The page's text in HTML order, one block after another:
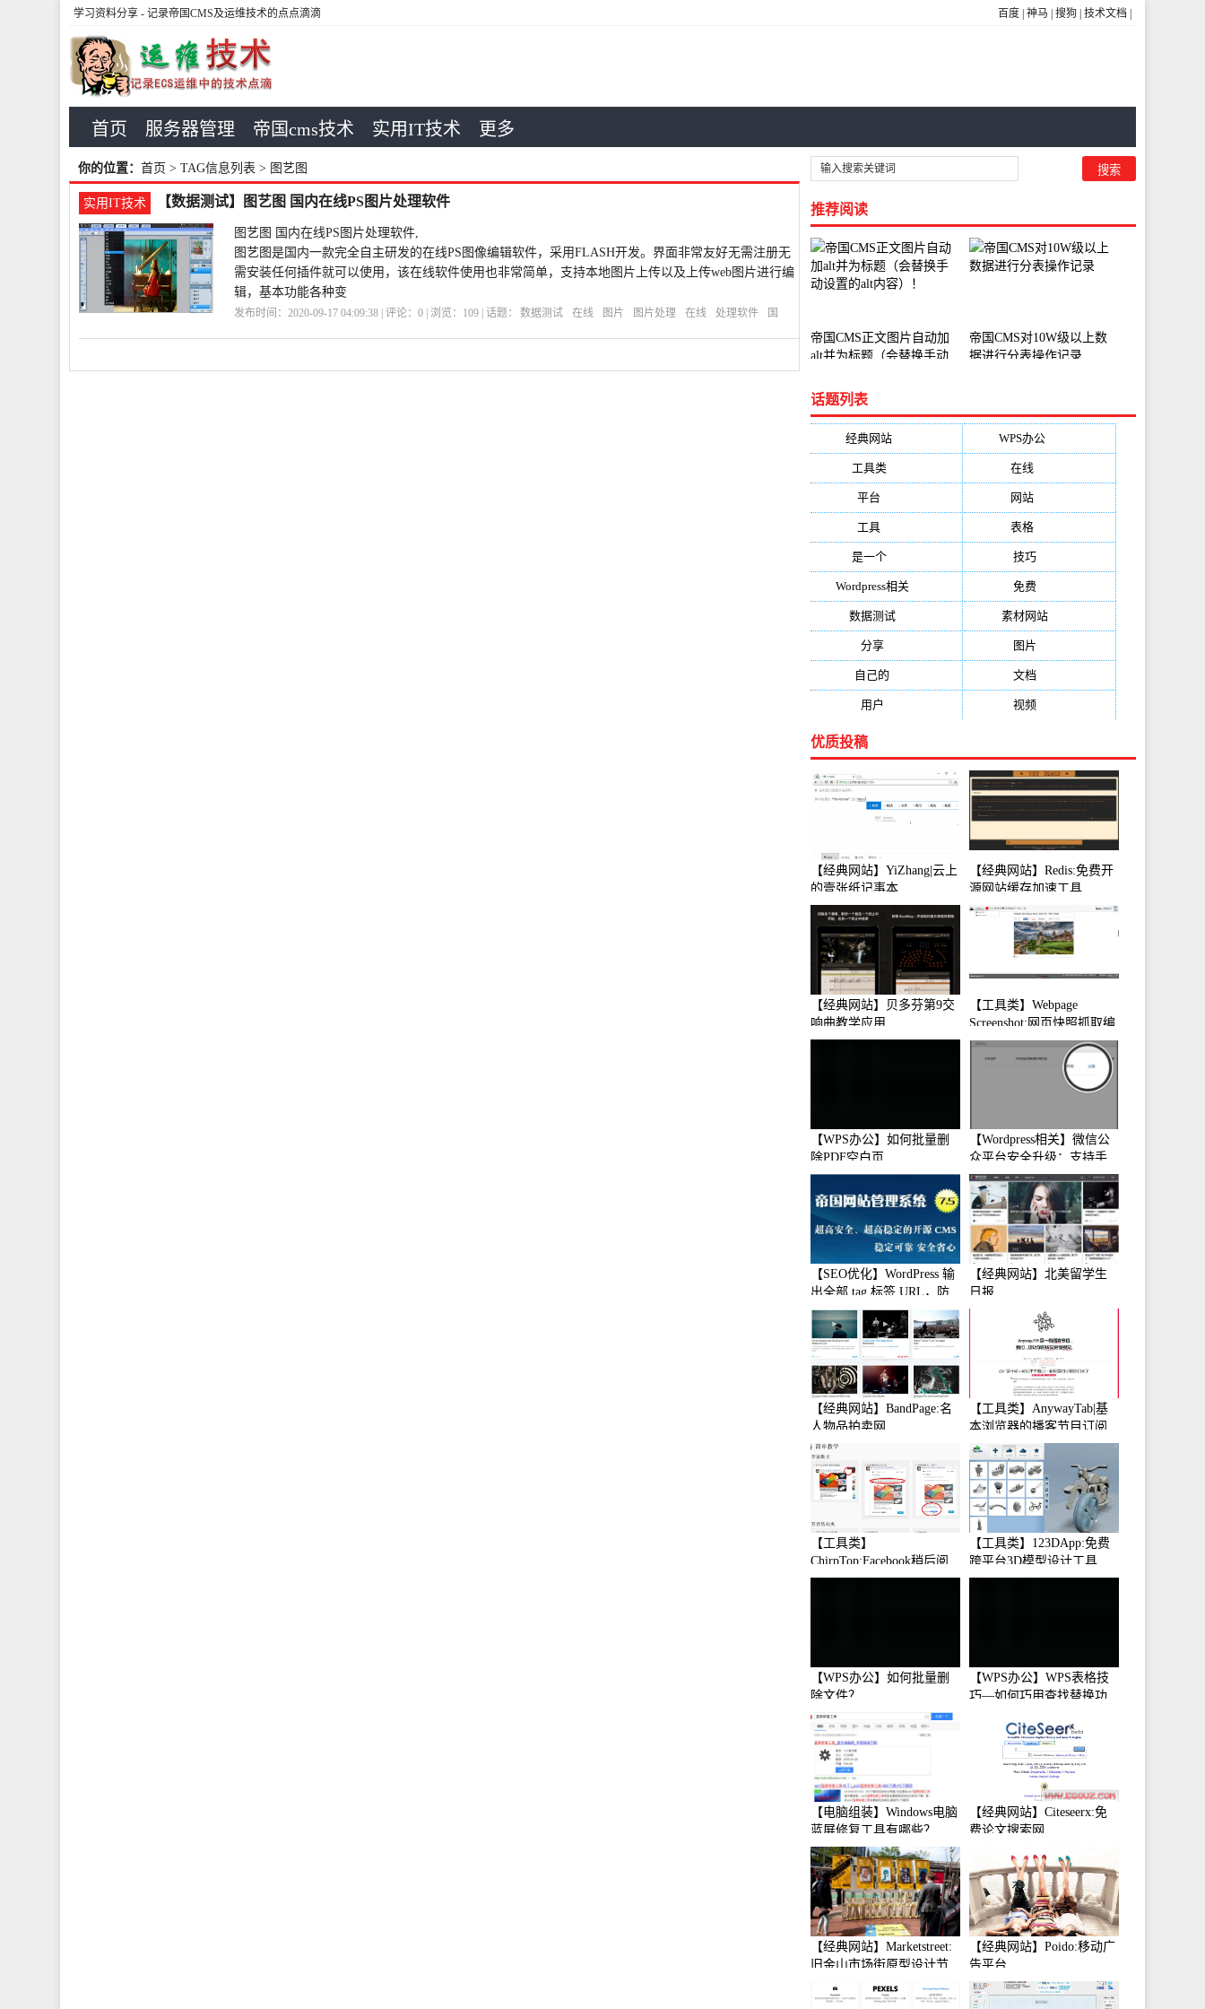
百度 神马 搜狗 技术文档
学习资料分享 - 记录帝国CMS及运维技术的点点滴滴
首页 服务器管理 帝国cms技术 实用IT技术 更多
你的位置： 首页 > TAG信息列表 > 图艺图
实用IT技术 【数据测试】图艺图 国内在线PS图片处理软件
图艺图 国内在线PS图片处理软件,
图艺图是国内一款完全自主研发的在线PS图像编辑软件，采用FLASH开发。界面非常友好无需注册无
需安装任何插件就可以使用，该在线软件使用也非常简单，支持本地图片上传以及上传web图片进行编
辑，基本功能各种变
发布时间：2020-09-17 04:09:38 | 评论：0 | 浏览： 109 | 话题： 数据测试 在线 图片 图片处理 在线 处理软件
国
内
图片 图艺图
推荐阅读
帝国CMS正文图片自动加
alt并为标题（会替换手动
帝国CMS对10W级以上数
据进行分表操作记录
话题列表
经典网站 WPS办公(2513)
工具类(1994) 在线(1987)
平台 网站(1170)
工具 表格(1052)
是一个(1026) 技巧
Wordpress相关(851) 免费
数据测试(788) 素材网站
分享(676) 图片
自己的 文档
用户 视频
优质投稿
【经典网站】YiZhang|云上
的壹张纸记事本
【经典网站】Redis:免费开
源网站缓存加速工具
【经典网站】贝多芬第9交
响曲教学应用
【工具类】Webpage
Screenshot:网页快照抓取编
辑工具
【WPS办公】如何批量删
除PDF空白页
【Wordpress相关】微信公
众平台安全升级：支持手
机保护
【SEO优化】WordPress 输
出全部 tag 标签 URL，防
止中文转码
【经典网站】北美留学生
日报
【经典网站】BandPage:名
人物品拍卖网
【工具类】AnywayTab|基
本浏览器的播客节目订阅
【工具类】
ChirpTop:Facebook稍后阅
读工具
【工具类】123DApp:免费
跨平台3D模型设计工具
【WPS办公】如何批量删
除文件？
【WPS办公】WPS表格技
巧—如何巧用查找替换功
【电脑组装】Windows电脑
蓝屏修复工具有哪些？
【经典网站】Citeseerx:免
费论文搜索网
【经典网站】Marketstreet:
旧金山市场街原型设计节
【经典网站】Poido:移动广
告平台